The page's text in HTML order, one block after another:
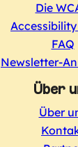
Die
FAQ
Newsletter-
Über
Über